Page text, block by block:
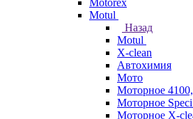
Motorex
Motul
Назад
Motul
X-clean
Автохимия
Мото
Моторное
Моторное
Моторное X-